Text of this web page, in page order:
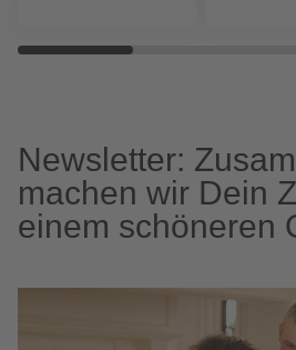
Newsletter:
machen wir Dein
einem schöneren